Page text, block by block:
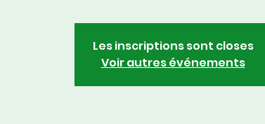
Les inscriptions sont closes
Voir autres événements